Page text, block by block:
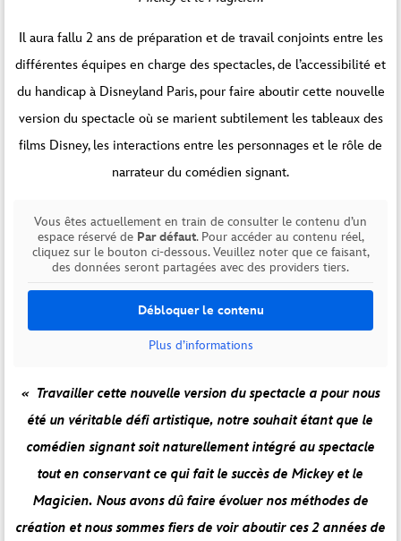
Il aura fallu 2 ans de préparation et de travail conjoints entre les
différentes équipes en charge des spectacles, de l’accessibilité et
du handicap à Disneyland Paris, pour faire aboutir cette nouvelle
version du spectacle où se marient subtilement les tableaux des
films Disney, les interactions entre les personnages et le rôle de
narrateur du comédien signant.
Vous êtes actuellement en train de consulter le contenu d’un
espace réservé de Par défaut. Pour accéder au contenu réel,
cliquez sur le bouton ci-dessous. Veuillez noter que ce faisant,
des données seront partagées avec des providers tiers.
Débloquer le contenu
Plus d’informations
« Travailler cette nouvelle version du spectacle a pour nous
été un véritable défi artistique, notre souhait étant que le
comédien signant soit naturellement intégré au spectacle
tout en conservant ce qui fait le succès de Mickey et le
Magicien. Nous avons dû faire évoluer nos méthodes de
création et nous sommes fiers de voir aboutir ces 2 années de